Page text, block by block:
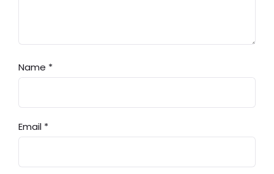
Name *
Email *